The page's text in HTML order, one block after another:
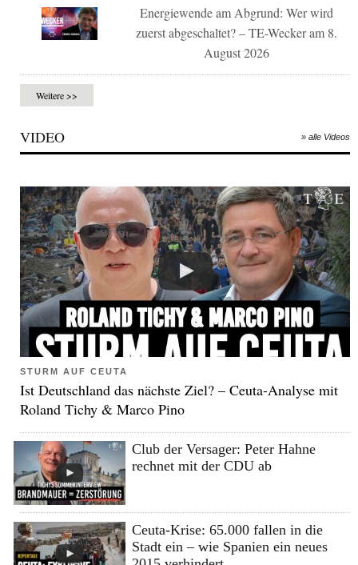
Energiewende am Abgrund: Wer wird
zuerst abgeschaltet? – TE-Wecker am 8.
August 2026
Weitere >>
VIDEO » alle Videos
STURM AUF CEUTA
Ist Deutschland das nächste Ziel? – Ceuta-Analyse mit
Roland Tichy & Marco Pino
Club der Versager: Peter Hahne
rechnet mit der CDU ab
Ceuta-Krise: 65.000 fallen in die
Stadt ein – wie Spanien ein neues